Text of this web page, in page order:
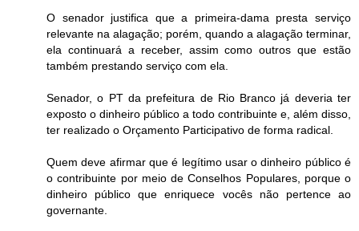
O senador justifica que a primeira-dama presta serviço
relevante na alagação; porém, quando a alagação terminar,
ela continuará a receber, assim como outros que estão
também prestando serviço com ela.
Senador, o PT da prefeitura de Rio Branco já deveria ter
exposto o dinheiro público a todo contribuinte e, além disso,
ter realizado o Orçamento Participativo de forma radical.
Quem deve afirmar que é legítimo usar o dinheiro público é
o contribuinte por meio de Conselhos Populares, porque o
dinheiro público que enriquece vocês não pertence ao
governante.